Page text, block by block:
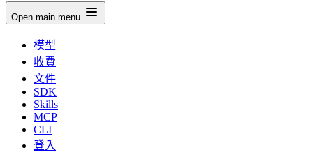
Open main menu
模型
收費
文件
SDK
Skills
MCP
CLI
登入